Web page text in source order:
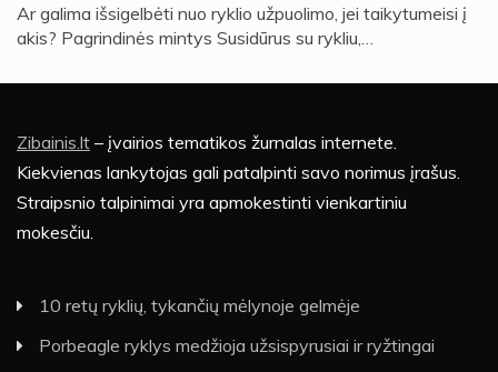
Ar galima išsigelbėti nuo ryklio užpuolimo, jei taikytumeisi į
akis? Pagrindinės mintys Susidūrus su rykliu,…
Zibainis.lt – įvairios tematikos žurnalas internete.
Kiekvienas lankytojas gali patalpinti savo norimus įrašus.
Straipsnio talpinimai yra apmokestinti vienkartiniu
mokesčiu.
10 retų ryklių, tykančių mėlynoje gelmėje
Porbeagle ryklys medžioja užsispyrusiai ir ryžtingai